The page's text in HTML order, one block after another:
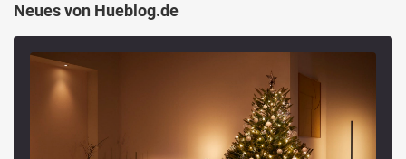
Neues von Hueblog.de